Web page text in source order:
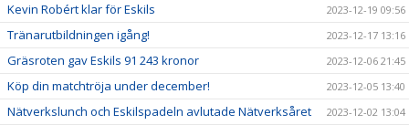
Kevin Robért klar för Eskils 2023-12-19 09:56
Tränarutbildningen igång! 2023-12-17 13:16
Gräsroten gav Eskils 91 243 kronor 2023-12-06 21:45
Köp din matchtröja under december! 2023-12-05 13:40
Nätverkslunch och Eskilspadeln avlutade Nätverksåret 2023-12-02 13:04